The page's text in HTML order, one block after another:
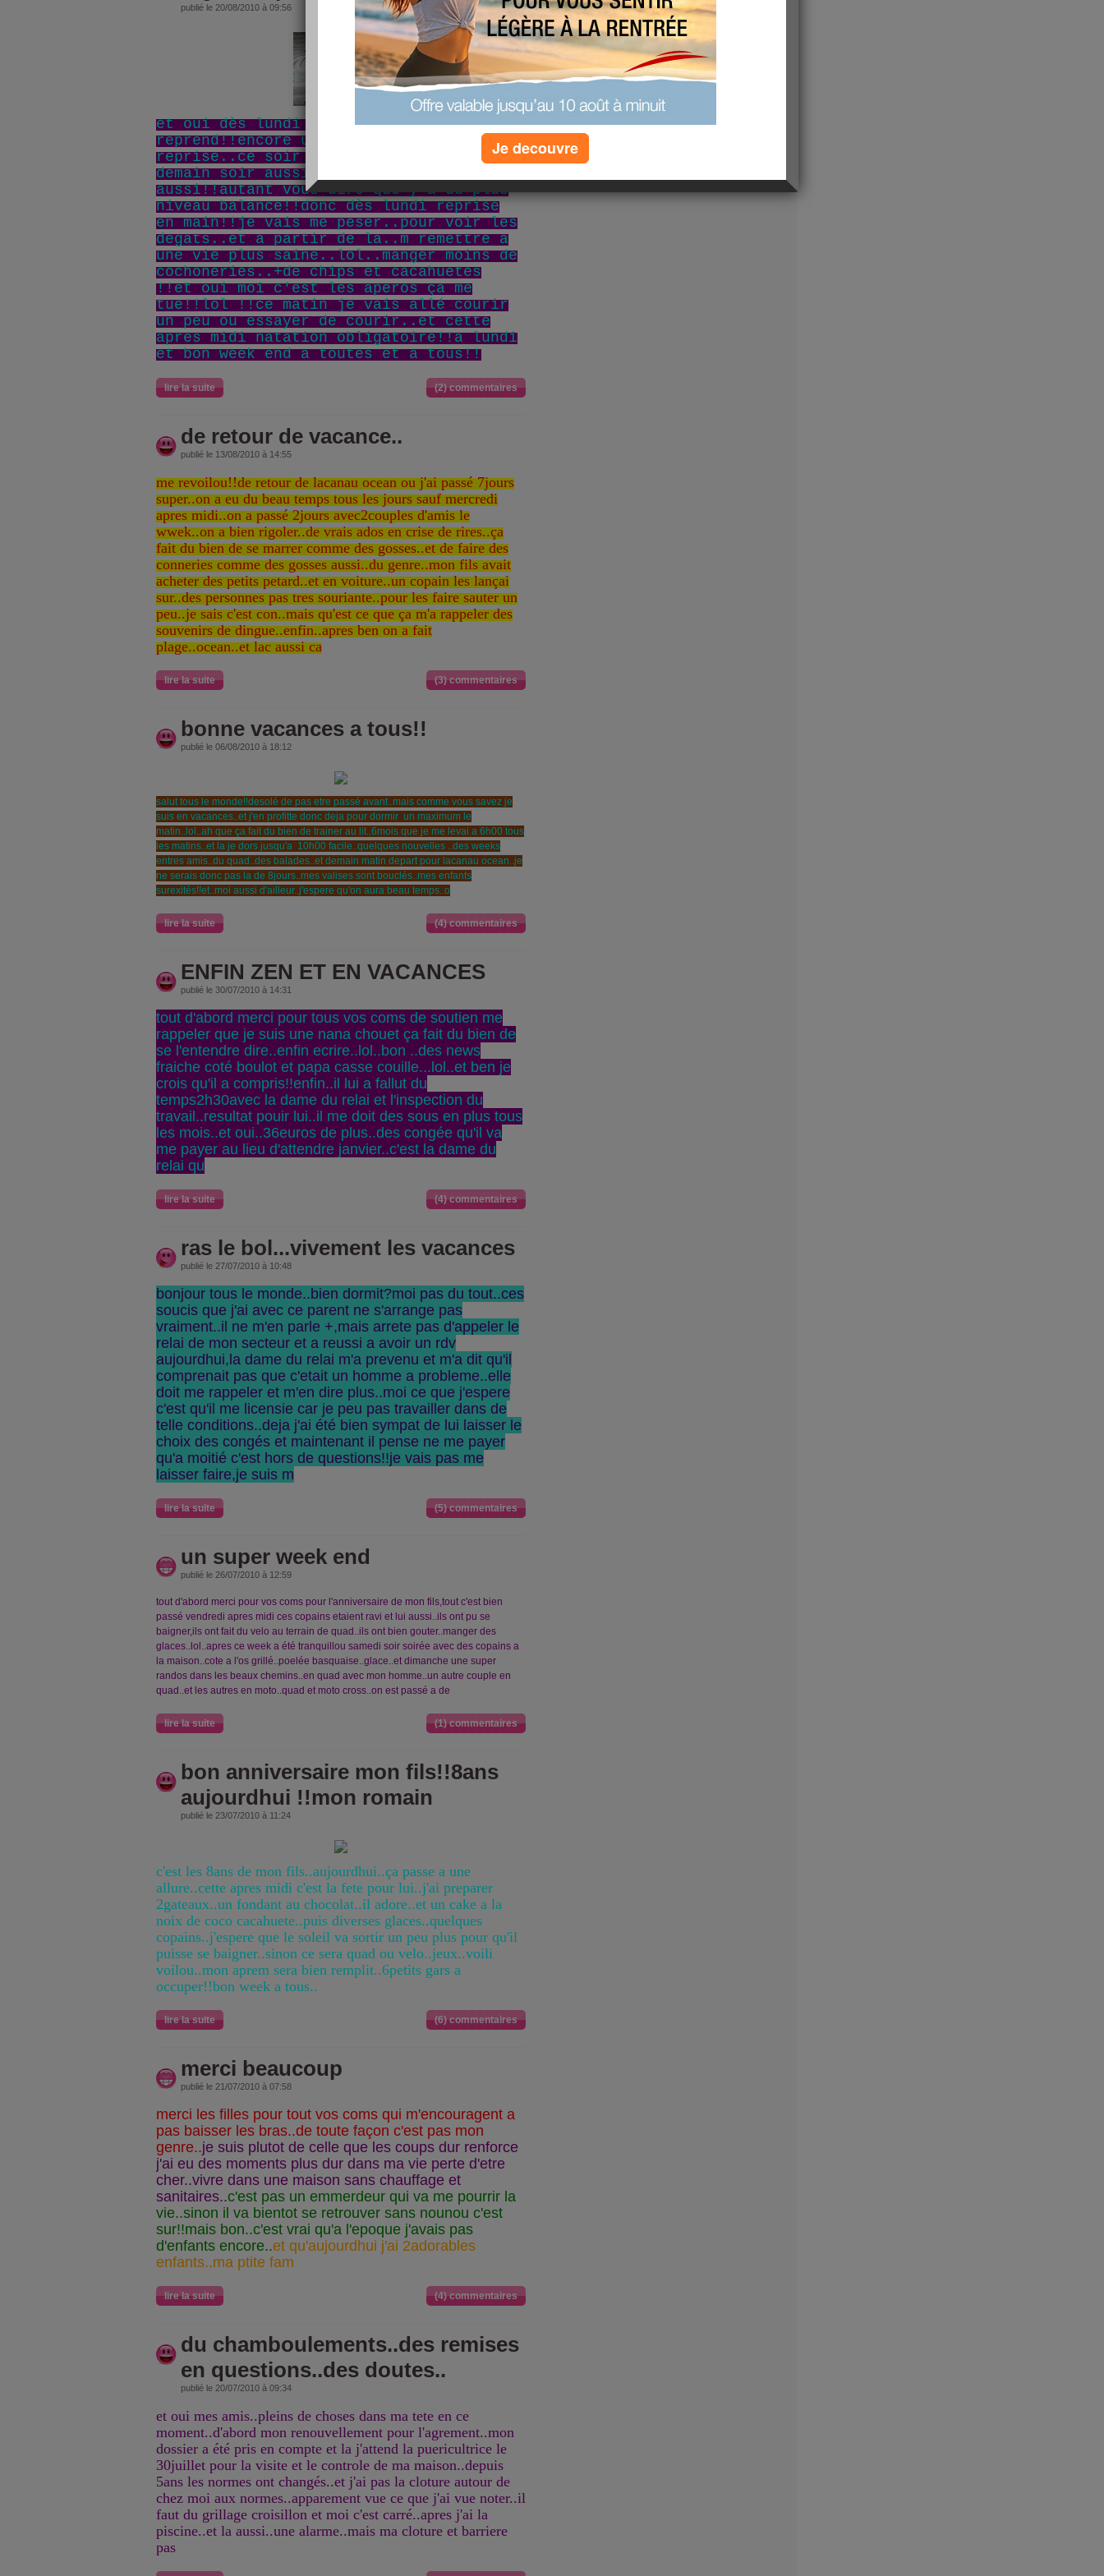
publié le 20/08/2010 à 09:56
et oui dès lundi le boulot
reprend!!encore un week chargé avant la
reprise..ce soir repas chez des copains
demain soir aussi et dimanche midi
aussi!!autant vous dire que y'a du plus
niveau balance!!donc dès lundi reprise
en main!!je vais me peser..pour voir les
degats..et a partir de la..m remettre a
une vie plus saine..lol..manger moins de
cochoneries..+de chips et cacahuetes
!!et oui moi c'est les aperos ça me
tue!!lol !!ce matin je vais allé courir
un peu ou essayer de courir..et cette
apres midi natation obligatoire!!a lundi
et bon week end a toutes et a tous!!
lire la suite (2) commentaires
de retour de vacance..
publié le 13/08/2010 à 14:55
me revoilou!!de retour de lacanau ocean ou j'ai passé 7jours
super..on a eu du beau temps tous les jours sauf mercredi
apres midi..on a passé 2jours avec2couples d'amis le
wwek..on a bien rigoler..de vrais ados en crise de rires..ça
fait du bien de se marrer comme des gosses..et de faire des
conneries comme des gosses aussi..du genre..mon fils avait
acheter des petits petard..et en voiture..un copain les lançai
sur..des personnes pas tres souriante..pour les faire sauter un
peu..je sais c'est con..mais qu'est ce que ça m'a rappeler des
souvenirs de dingue..enfin..apres ben on a fait
plage..ocean..et lac aussi ca
lire la suite (3) commentaires
bonne vacances a tous!!
publié le 06/08/2010 à 18:12
salut tous le monde!!desolé de pas etre passé avant..mais comme vous savez je
suis en vacances..et j'en profitte donc deja pour dormir un maximum le
matin..lol..ah que ça fait du bien de trainer au lit..6mois que je me levai a 6h00 tous
les matins..et la je dors jusqu'a 10h00 facile..quelques nouvelles ..des weeks
entres amis..du quad..des balades..et demain matin depart pour lacanau ocean..je
ne serais donc pas la de 8jours..mes valises sont bouclés..mes enfants
surexités!!et..moi aussi d'ailleur..j'espere qu'on aura beau temps..o
lire la suite (4) commentaires
ENFIN ZEN ET EN VACANCES
publié le 30/07/2010 à 14:31
tout d'abord merci pour tous vos coms de soutien me
rappeler que je suis une nana chouet ça fait du bien de
se l'entendre dire..enfin ecrire..lol..bon ..des news
fraiche coté boulot et papa casse couille...lol..et ben je
crois qu'il a compris!!enfin..il lui a fallut du
temps2h30avec la dame du relai et l'inspection du
travail..resultat pouir lui..il me doit des sous en plus tous
les mois..et oui..36euros de plus..des congée qu'il va
me payer au lieu d'attendre janvier..c'est la dame du
relai qu
lire la suite (4) commentaires
ras le bol...vivement les vacances
publié le 27/07/2010 à 10:48
bonjour tous le monde..bien dormit?moi pas du tout..ces
soucis que j'ai avec ce parent ne s'arrange pas
vraiment..il ne m'en parle +,mais arrete pas d'appeler le
relai de mon secteur et a reussi a avoir un rdv
aujourdhui,la dame du relai m'a prevenu et m'a dit qu'il
comprenait pas que c'etait un homme a probleme..elle
doit me rappeler et m'en dire plus..moi ce que j'espere
c'est qu'il me licensie car je peu pas travailler dans de
telle conditions..deja j'ai été bien sympat de lui laisser le
choix des congés et maintenant il pense ne me payer
qu'a moitié c'est hors de questions!!je vais pas me
laisser faire,je suis m
lire la suite (5) commentaires
un super week end
publié le 26/07/2010 à 12:59
tout d'abord merci pour vos coms pour l'anniversaire de mon fils,tout c'est bien
passé vendredi apres midi ces copains etaient ravi et lui aussi..ils ont pu se
baigner,ils ont fait du velo au terrain de quad..ils ont bien gouter..manger des
glaces..lol..apres ce week a été tranquillou samedi soir soirée avec des copains a
la maison..cote a l'os grillé..poelée basquaise..glace..et dimanche une super
randos dans les beaux chemins..en quad avec mon homme..un autre couple en
quad..et les autres en moto..quad et moto cross..on est passé a de
lire la suite (1) commentaires
bon anniversaire mon fils!!8ans
aujourdhui !!mon romain
publié le 23/07/2010 à 11:24
c'est les 8ans de mon fils..aujourdhui..ça passe a une
allure..cette apres midi c'est la fete pour lui..j'ai preparer
2gateaux..un fondant au chocolat..il adore..et un cake a la
noix de coco cacahuete..puis diverses glaces..quelques
copains..j'espere que le soleil va sortir un peu plus pour qu'il
puisse se baigner..sinon ce sera quad ou velo..jeux..voili
voilou..mon aprem sera bien remplit..6petits gars a
occuper!!bon week a tous..
lire la suite (6) commentaires
merci beaucoup
publié le 21/07/2010 à 07:58
merci les filles pour tout vos coms qui m'encouragent a
pas baisser les bras..de toute façon c'est pas mon
genre..je suis plutot de celle que les coups dur renforce
j'ai eu des moments plus dur dans ma vie perte d'etre
cher..vivre dans une maison sans chauffage et
sanitaires..c'est pas un emmerdeur qui va me pourrir la
vie..sinon il va bientot se retrouver sans nounou c'est
sur!!mais bon..c'est vrai qu'a l'epoque j'avais pas
d'enfants encore..et qu'aujourdhui j'ai 2adorables
enfants..ma ptite fam
lire la suite (4) commentaires
du chamboulements..des remises
en questions..des doutes..
publié le 20/07/2010 à 09:34
et oui mes amis..pleins de choses dans ma tete en ce
moment..d'abord mon renouvellement pour l'agrement..mon
dossier a été pris en compte et la j'attend la puericultrice le
30juillet pour la visite et le controle de ma maison..depuis
5ans les normes ont changés..et j'ai pas la cloture autour de
chez moi aux normes..apparement vue ce que j'ai vue noter..il
faut du grillage croisillon et moi c'est carré..apres j'ai la
piscine..et la aussi..une alarme..mais ma cloture et barriere
pas
Je decouvre